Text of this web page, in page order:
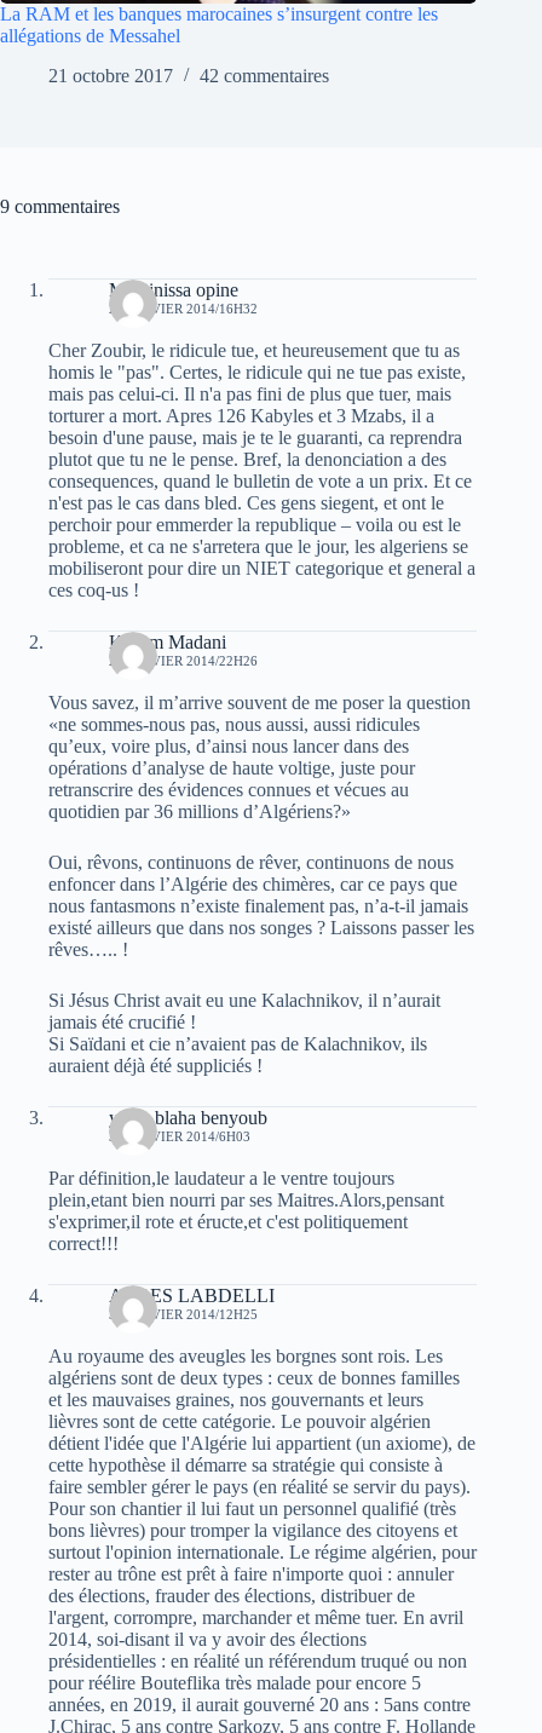
La RAM et les banques marocaines s’insurgent contre les
allégations de Messahel
21 octobre 2017
42 commentaires
9 commentaires
Massinissa opine
29 JANVIER 2014/16H32
Cher Zoubir, le ridicule tue, et heureusement que tu as
homis le "pas". Certes, le ridicule qui ne tue pas existe,
mais pas celui-ci. Il n'a pas fini de plus que tuer, mais
torturer a mort. Apres 126 Kabyles et 3 Mzabs, il a
besoin d'une pause, mais je te le guaranti, ca reprendra
plutot que tu ne le pense. Bref, la denonciation a des
consequences, quand le bulletin de vote a un prix. Et ce
n'est pas le cas dans bled. Ces gens siegent, et ont le
perchoir pour emmerder la republique – voila ou est le
probleme, et ca ne s'arretera que le jour, les algeriens se
mobiliseront pour dire un NIET categorique et general a
ces coq-us !
Kacem Madani
29 JANVIER 2014/22H26
Vous savez, il m’arrive souvent de me poser la question
«ne sommes-nous pas, nous aussi, aussi ridicules
qu’eux, voire plus, d’ainsi nous lancer dans des
opérations d’analyse de haute voltige, juste pour
retranscrire des évidences connues et vécues au
quotidien par 36 millions d’Algériens?»
Oui, rêvons, continuons de rêver, continuons de nous
enfoncer dans l’Algérie des chimères, car ce pays que
nous fantasmons n’existe finalement pas, n’a-t-il jamais
existé ailleurs que dans nos songes ? Laissons passer les
rêves….. !
Si Jésus Christ avait eu une Kalachnikov, il n’aurait
jamais été crucifié !
Si Saïdani et cie n’avaient pas de Kalachnikov, ils
auraient déjà été suppliciés !
yacin blaha benyoub
30 JANVIER 2014/6H03
Par définition,le laudateur a le ventre toujours
plein,etant bien nourri par ses Maitres.Alors,pensant
s'exprimer,il rote et éructe,et c'est politiquement
correct!!!
ABBES LABDELLI
30 JANVIER 2014/12H25
Au royaume des aveugles les borgnes sont rois. Les
algériens sont de deux types : ceux de bonnes familles
et les mauvaises graines, nos gouvernants et leurs
lièvres sont de cette catégorie. Le pouvoir algérien
détient l'idée que l'Algérie lui appartient (un axiome), de
cette hypothèse il démarre sa stratégie qui consiste à
faire sembler gérer le pays (en réalité se servir du pays).
Pour son chantier il lui faut un personnel qualifié (très
bons lièvres) pour tromper la vigilance des citoyens et
surtout l'opinion internationale. Le régime algérien, pour
rester au trône est prêt à faire n'importe quoi : annuler
des élections, frauder des élections, distribuer de
l'argent, corrompre, marchander et même tuer. En avril
2014, soi-disant il va y avoir des élections
présidentielles : en réalité un référendum truqué ou non
pour réélire Bouteflika très malade pour encore 5
années, en 2019, il aurait gouverné 20 ans : 5ans contre
J.Chirac, 5 ans contre Sarkozy, 5 ans contre F. Hollande